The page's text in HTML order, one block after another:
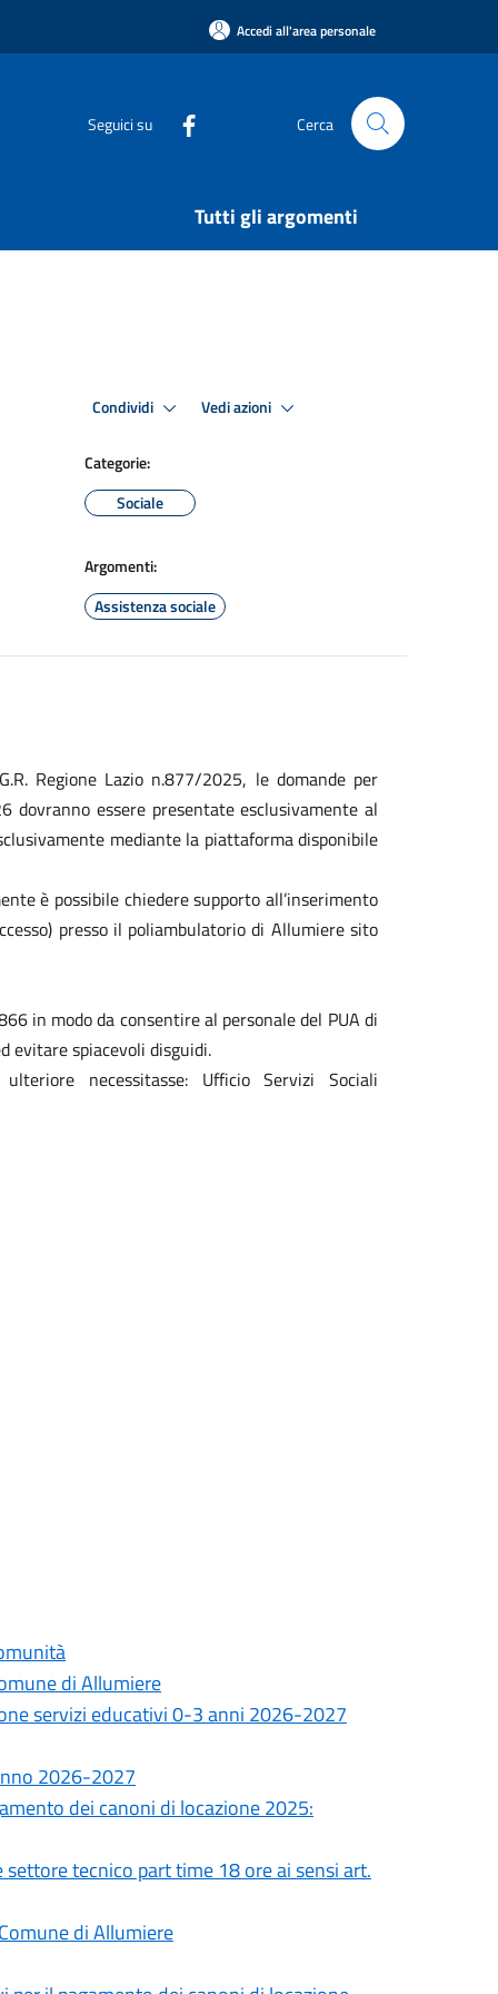
Accedi all'area personale
Seguici su Cerca
Tutti gli argomenti
Condividi Vedi azioni
Categorie:
Sociale
Argomenti:
Assistenza sociale
Regione Lazio n.877/2025, le domande per
dovranno essere presentate esclusivamente al
mediante la piattaforma disponibile
è possibile chiedere supporto all’inserimento
presso il poliambulatorio di Allumiere sito
in modo da consentire al personale del PUA di
evitare spiacevoli disguidi.
necessitasse: Ufficio Servizi Sociali
di Allumiere
servizi educativi 0-3 anni 2026-2027
2026-2027
dei canoni di locazione 2025:
tecnico part time 18 ore ai sensi art.
di Allumiere